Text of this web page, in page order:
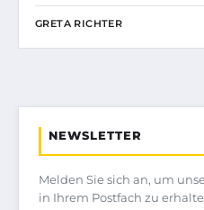
GRETA RICHTER
NEWSLETTER
Melden Sie sich an, um
in Ihrem Postfach zu